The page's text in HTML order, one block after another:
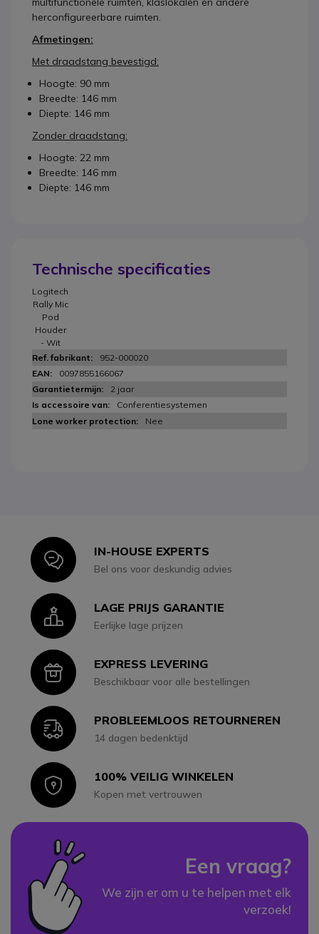
herconfigureerbare ruimten.
Afmetingen:
Met draadstang bevestigd:
Hoogte: 90 mm
Breedte: 146 mm
Diepte: 146 mm
Zonder draadstang:
Hoogte: 22 mm
Breedte: 146 mm
Diepte: 146 mm
Technische specificaties
Logitech
Rally Mic
Pod
Houder
- Wit
952-000020
0097855166067
2 jaar
Conferentiesystemen
Nee
IconIN-HOUSE EXPERTS
Bel ons voor deskundig advies
IconLAGE PRIJS GARANTIE
Eerlijke lage prijzen
IconEXPRESS LEVERING
Beschikbaar voor alle bestellingen
IconPROBLEEMLOOS RETOURNEREN
14 dagen bedenktijd
Icon100% VEILIG WINKELEN
Kopen met vertrouwen
Een vraag?
We zijn er om u te helpen met elk
verzoek!